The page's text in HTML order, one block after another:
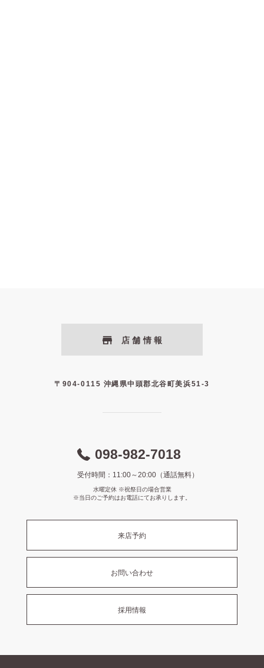
店舗情報
〒904-0115 沖縄県中頭郡北谷町美浜51-3
098-982-7018
受付時間：11:00～20:00（通話無料）
水曜定休 ※祝祭日の場合営業
※当日のご予約はお電話にてお承りします。
来店予約
お問い合わせ
採用情報